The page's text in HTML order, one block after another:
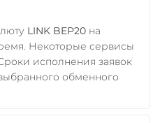
LINK BEP20 на
Некоторые сервисы
исполнения заявок
обменного